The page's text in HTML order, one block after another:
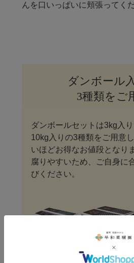
んを口いっぱいに頬張ってく
ダンボール
3種類をご
ダンボールセットは3kg入り
10kg入りの3種類をご用意
いほどお得なお値段となり
腐りやすいため、ご自身に
びください。